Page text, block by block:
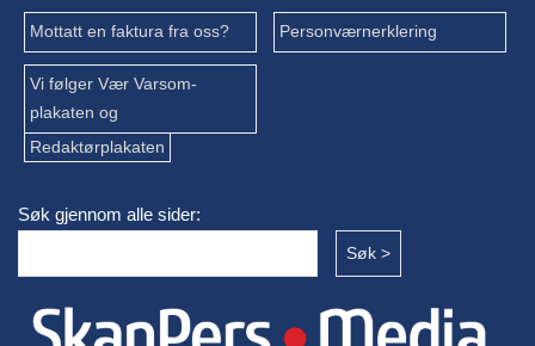
Mottatt en faktura fra oss? Personværnerklering
Vi følger Vær Varsom-
plakaten og
Redaktørplakaten
Søk gjennom alle sider: